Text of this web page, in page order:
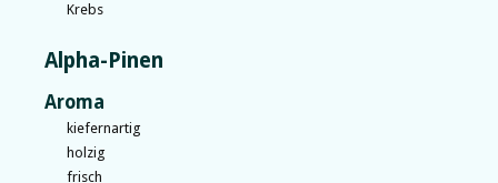
Krebs
Alpha-Pinen
Aroma
kiefernartig
holzig
frisch